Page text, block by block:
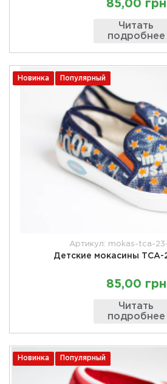
85,00 грн
Читать
подробнее
Новинка Популярный
Артикул: mokas-tca-
Детские мокасины ТСА-
85,00 грн
Читать
подробнее
Новинка Популярный